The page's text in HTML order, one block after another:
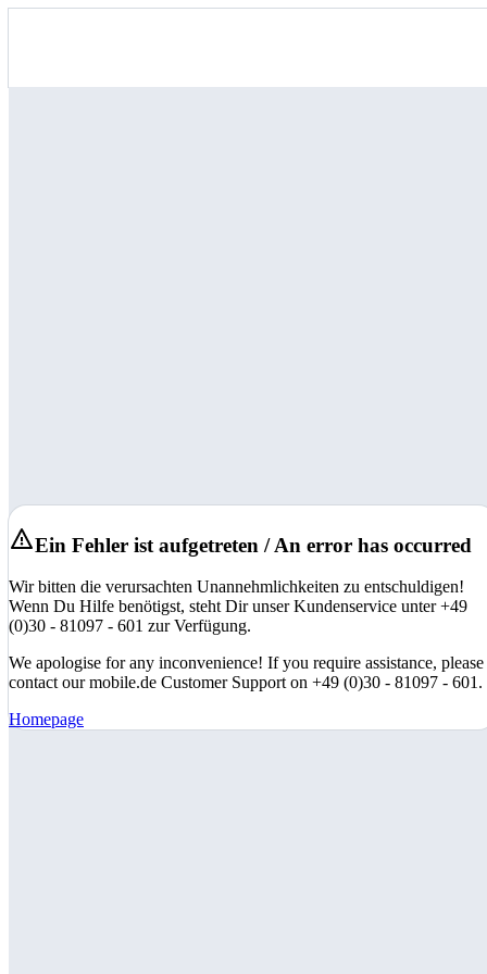
Ein Fehler ist aufgetreten / An error has occurred
Wir bitten die verursachten Unannehmlichkeiten zu entschuldigen!
Wenn Du Hilfe benötigst, steht Dir unser Kundenservice unter +49
(0)30 - 81097 - 601 zur Verfügung.
We apologise for any inconvenience! If you require assistance, please
contact our mobile.de Customer Support on +49 (0)30 - 81097 - 601.
Homepage